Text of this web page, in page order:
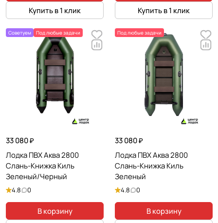
Купить в 1 клик
Купить в 1 клик
Советуем Под любые задачи
33 080 ₽
Лодка ПВХ Аква 2800
Слань-Книжка Киль
Зеленый/Черный
4.8 0
В корзину
Под любые задачи
33 080 ₽
Лодка ПВХ Аква 2800
Слань-Книжка Киль
Зеленый
4.8 0
В корзину